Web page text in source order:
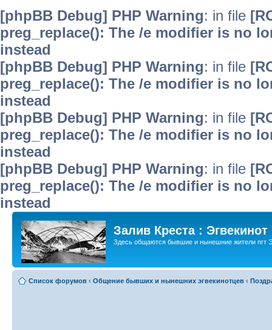
[phpBB Debug] PHP Warning: in file
preg_replace(): The /e modifier is no
instead
[phpBB Debug] PHP Warning: in file
preg_replace(): The /e modifier is no
instead
[phpBB Debug] PHP Warning: in file
preg_replace(): The /e modifier is no
instead
[phpBB Debug] PHP Warning: in file
preg_replace(): The /e modifier is no
instead
Залив Креста : Эгвекинот
Здесь общаются бывшие и нынешние жители пгт
Список форумов ‹ Общение бывших и нынешних эгвекинотцев ‹